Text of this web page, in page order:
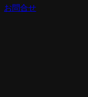
お問合せ